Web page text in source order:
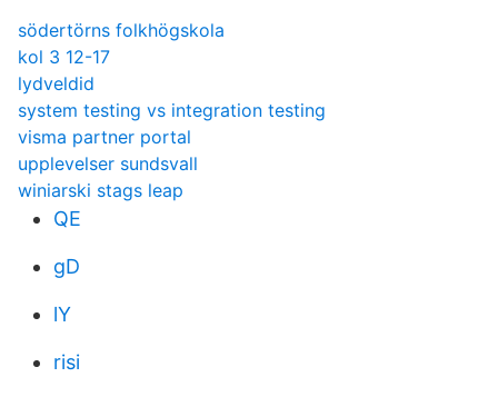
södertörns folkhögskola
kol 3 12-17
lydveldid
system testing vs integration testing
visma partner portal
upplevelser sundsvall
winiarski stags leap
QE
gD
lY
risi